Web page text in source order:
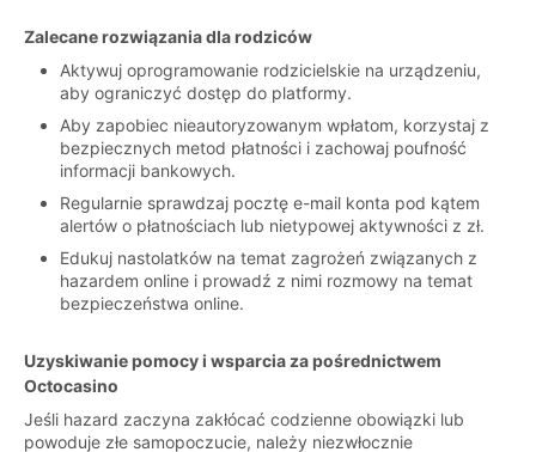
Zalecane rozwiązania dla rodziców
Aktywuj oprogramowanie rodzicielskie na urządzeniu,
aby ograniczyć dostęp do platformy.
Aby zapobiec nieautoryzowanym wpłatom, korzystaj z
bezpiecznych metod płatności i zachowaj poufność
informacji bankowych.
Regularnie sprawdzaj pocztę e-mail konta pod kątem
alertów o płatnościach lub nietypowej aktywności z zł.
Edukuj nastolatków na temat zagrożeń związanych z
hazardem online i prowadź z nimi rozmowy na temat
bezpieczeństwa online.
Uzyskiwanie pomocy i wsparcia za pośrednictwem
Octocasino
Jeśli hazard zaczyna zakłócać codzienne obowiązki lub
powoduje złe samopoczucie, należy niezwłocznie